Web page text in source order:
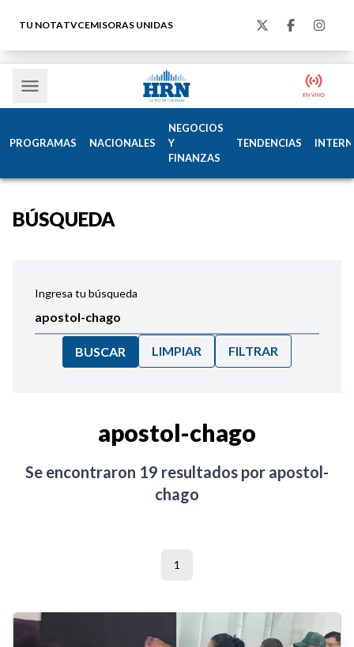
TU NOTATVCEMISORAS UNIDAS
PROGRAMAS NACIONALES
NEGOCIOS
Y
FINANZAS
TENDENCIAS
BÚSQUEDA
Ingresa tu búsqueda
BUSCAR LIMPIAR FILTRAR
apostol-chago
Se encontraron 19 resultados por apostol-
chago
1